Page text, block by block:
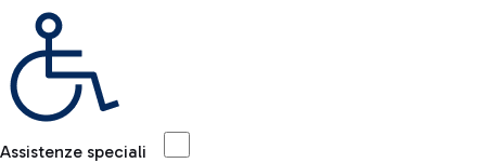
Assistenze speciali